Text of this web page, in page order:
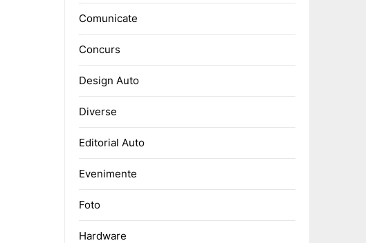
Comunicate
Concurs
Design Auto
Diverse
Editorial Auto
Evenimente
Foto
Hardware